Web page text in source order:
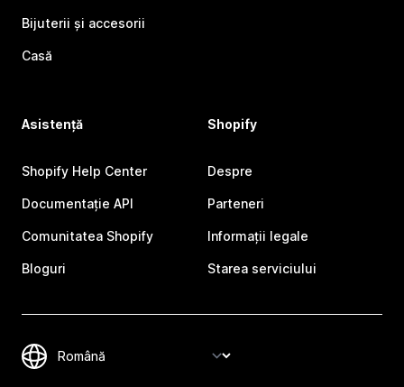
Bijuterii și accesorii
Casă
Asistență
Shopify Help Center
Documentație API
Comunitatea Shopify
Bloguri
Shopify
Despre
Parteneri
Informații legale
Starea serviciului